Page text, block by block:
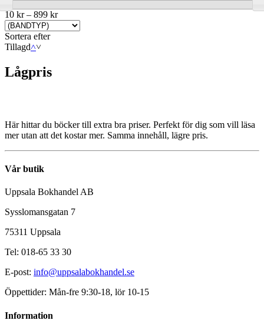
10 kr– 899 kr
Sortera efter
Tillagd˄˅
Lågpris
Här hittar du böcker till extra bra priser. Perfekt för dig som vill läsa
mer utan att det kostar mer. Samma innehåll, lägre pris.
Vår butik
Uppsala Bokhandel AB
Sysslomansgatan 7
75311 Uppsala
Tel: 018-65 33 30
E-post: info@uppsalabokhandel.se
Öppettider: Mån-fre 9:30-18, lör 10-15
Information